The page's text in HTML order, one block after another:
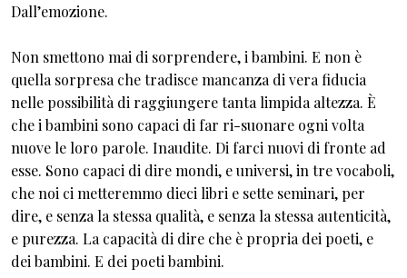
Dall’emozione.
Non smettono mai di sorprendere, i bambini. E non è
quella sorpresa che tradisce mancanza di vera fiducia
nelle possibilità di raggiungere tanta limpida altezza. È
che i bambini sono capaci di far ri-suonare ogni volta
nuove le loro parole. Inaudite. Di farci nuovi di fronte ad
esse. Sono capaci di dire mondi, e universi, in tre vocaboli,
che noi ci metteremmo dieci libri e sette seminari, per
dire, e senza la stessa qualità, e senza la stessa autenticità,
e purezza. La capacità di dire che è propria dei poeti, e
dei bambini. E dei poeti bambini.